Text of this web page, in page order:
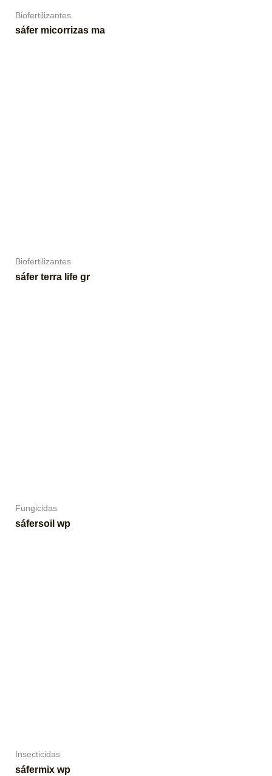
Biofertilizantes
sáfer micorrizas ma
Biofertilizantes
sáfer terra life gr
Fungicidas
sáfersoil wp
Insecticidas
sáfermix wp